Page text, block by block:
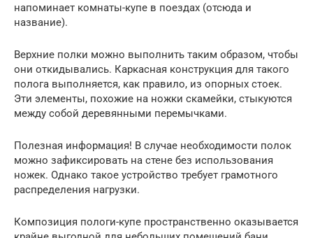
напоминает комнаты-купе в поездах (отсюда и
название).
Верхние полки можно выполнить таким образом, чтобы
они откидывались. Каркасная конструкция для такого
полога выполняется, как правило, из опорных стоек.
Эти элементы, похожие на ножки скамейки, стыкуются
между собой деревянными перемычками.
Полезная информация! В случае необходимости полок
можно зафиксировать на стене без использования
ножек. Однако такое устройство требует грамотного
распределения нагрузки.
Композиция пологи-купе пространственно оказывается